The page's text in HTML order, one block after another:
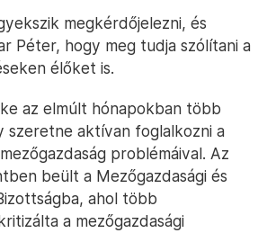
megkérdőjelezni, és
Péter, hogy meg tudja szólítani a
élőket is.
az elmúlt hónapokban több
szeretne aktívan foglalkozni a
problémáival. Az
beült a Mezőgazdasági és
ahol több
a mezőgazdasági